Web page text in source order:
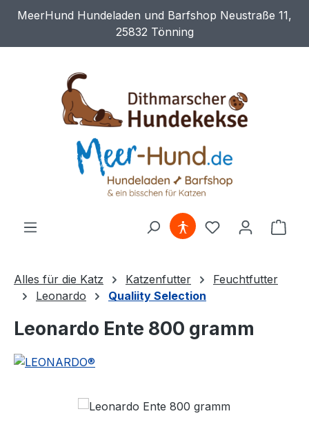
Zum Hauptinhalt springen
MeerHund Hundeladen und Barfshop Neustraße 11,
25832 Tönning
Du hast 0
Alles für die Katz Katzenfutter
Feuchtfutter
Leonardo
Qualiity Selection
Leonardo Ente 800 gramm
Bildergalerie überspringen